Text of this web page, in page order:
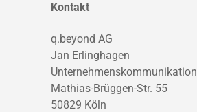
Kontakt
q.beyond AG
Jan Erlinghagen
Unternehmenskommunikation
Mathias-Brüggen-Str. 55
50829 Köln